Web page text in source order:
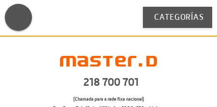
CATEGORÍAS
218 700 701
(Chamada para a rede fixa nacional)